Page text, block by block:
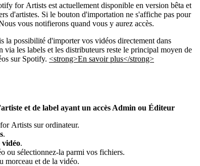
for Artists est actuellement disponible en version bêta et
d'artistes. Si le bouton d'importation ne s'affiche pas pour
vous notifierons quand vous y aurez accès.
la possibilité d'importer vos vidéos directement dans
les labels et les distributeurs reste le principal moyen de
sur Spotify. <strong>En savoir plus</strong>
et de label ayant un accès Admin ou Éditeur
Artists sur ordinateur.
.
.
ou sélectionnez-la parmi vos fichiers.
morceau et de la vidéo.